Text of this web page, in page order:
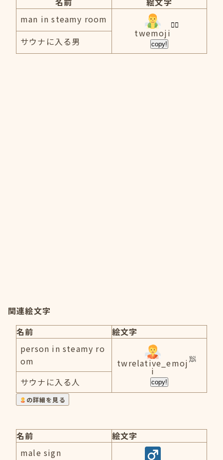
man in steamy room
twemoji
copy!
サウナに入る男
関連絵文字
名前
絵文字
person in steamy ro
om
twrelative_emoj
i
copy!
サウナに入る人
の詳細を見る
名前
絵文字
male sign